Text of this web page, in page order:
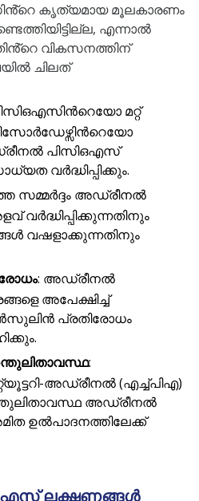
കൃത്യമായ മൂലകാരണം
എന്നാൽ
വികസനത്തിന്
ചിലത്
മറ്റ്
പിസിഒഎസ്
വർദ്ധിപ്പിക്കും.
സമ്മർദ്ദം അഡ്രീനൽ
വഷളാക്കുന്നതിനും
: അഡ്രീനൽ
അപേക്ഷിച്ച്
പ്രതിരോധം
:
അഡ്രീനൽ (എച്ച്പിഎ)
അഡ്രീനൽ
ഉൽപാദനത്തിലേക്ക്
ലക്ഷണങ്ങൾ